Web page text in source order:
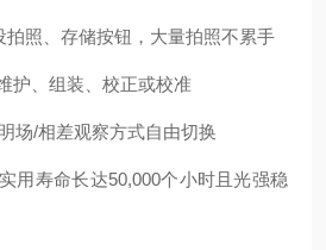
拍照、存储按钮，大量拍照不累手
护、组装、校正或校准
场/相差观察方式自由切换
用寿命长达50,000个小时且光强稳